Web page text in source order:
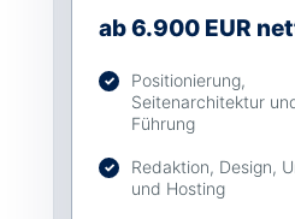
ab 6.900 EUR
✓
Positionierung,
Seitenarchitektur
Führung
✓
Redaktion, Design,
und Hosting